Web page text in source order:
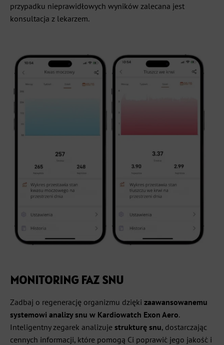
przypadku nieprawidłowych wyników zalecana jest
konsultacja z lekarzem.
MONITORING FAZ SNU
Zadbaj o regenerację organizmu dzięki zaawansowanemu
systemowi analizy snu w Kardiowatch Exon Aero.
Inteligentny zegarek analizuje strukturę snu, dostarczając
cennych informacji, które pomogą Ci poprawić jego jakość i